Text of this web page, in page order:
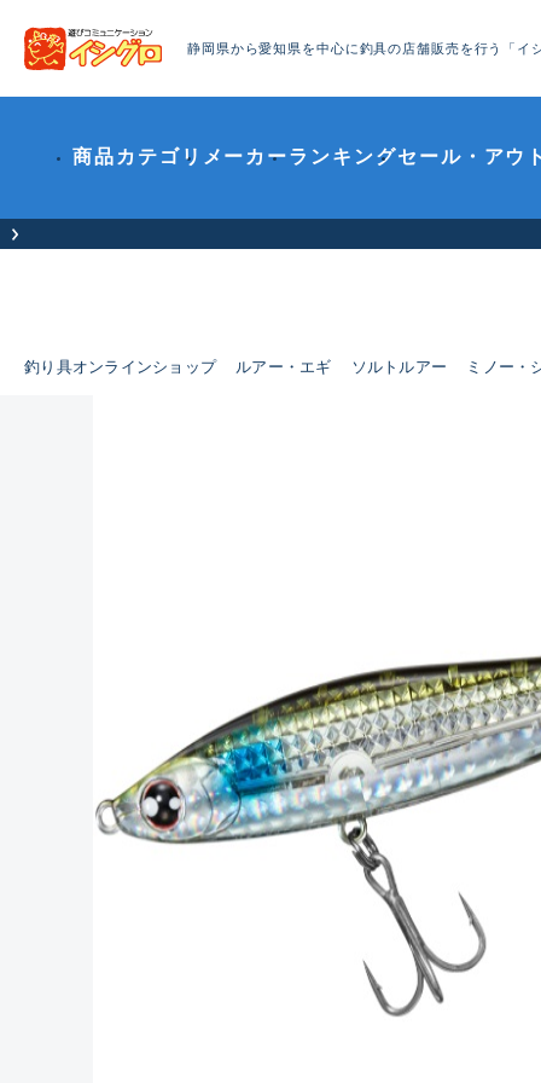
静岡県から愛知県を中心に釣具の店舗販売を行う「イ
商品カテゴリ メーカーランキングセール・アウ
釣り具オンラインショップ ルアー・エギ ソルトルアー ミノー・